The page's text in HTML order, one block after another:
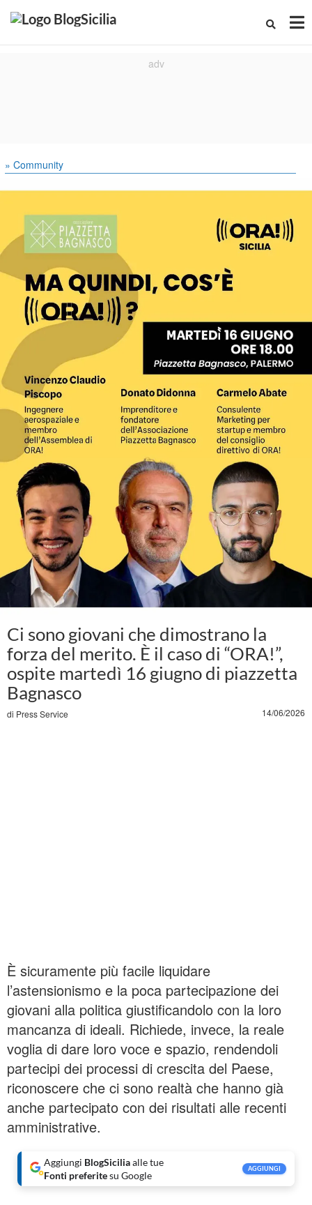
» Community
Ci sono giovani che dimostrano la
forza del merito. È il caso di “ORA!”,
ospite martedì 16 giugno di piazzetta
Bagnasco
di Press Service 14/06/2026
È sicuramente più facile liquidare
l’astensionismo e la poca partecipazione dei
giovani alla politica giustificandolo con la loro
mancanza di ideali. Richiede, invece, la reale
voglia di dare loro voce e spazio, rendendoli
partecipi dei processi di crescita del Paese,
riconoscere che ci sono realtà che hanno già
anche partecipato con dei risultati alle recenti
amministrative.
Aggiungi BlogSiciliaalle tue
Fonti preferitesu Google
AGGIUNGI